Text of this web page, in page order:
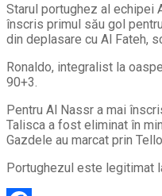
Starul portughez al echipei
înscris primul său gol
din deplasare cu Al Fateh,
Ronaldo, integralist la
90+3.
Pentru Al Nassr a mai
Talisca a fost eliminat în
Gazdele au marcat prin Tello
Portughezul este legitimat